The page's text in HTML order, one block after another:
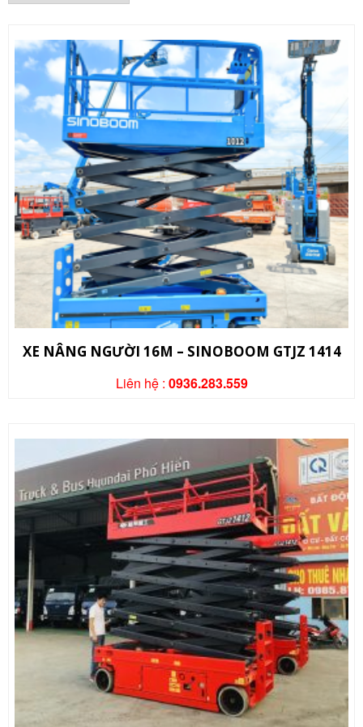
XE NÂNG NGƯỜI 16M – SINOBOOM GTJZ 1414
Liên hệ : 0936.283.559